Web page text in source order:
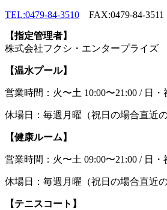
TEL:0479-84-3510 FAX:0479-84-3511
【指定管理者】
株式会社フクシ・エンタープライズ
【温水プール】
営業時間：火〜土 10:00〜21:00 / 日・
休場日：毎週月曜（祝日の場合直近
【健康ルーム】
営業時間：火〜土 09:00〜21:00 / 日・
休場日：毎週月曜（祝日の場合直近
【テニスコート】